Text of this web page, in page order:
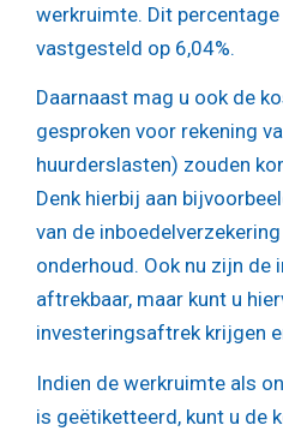
werkruimte. Dit
vastgesteld op 6,04%.
Daarnaast mag u ook de
gesproken voor rekening
huurderslasten) zouden
Denk hierbij aan
van de
onderhoud. Ook nu zijn
aftrekbaar, maar kunt u
investeringsaftrek krijgen
Indien de werkruimte als
is geëtiketteerd, kunt u de